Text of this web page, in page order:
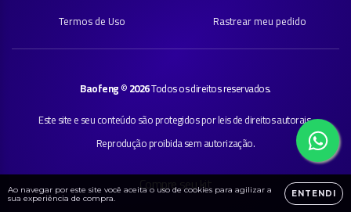
Ao navegar por este site você aceita o uso de cookies para agilizar a
sua experiência de compra.
ENTENDI
Termos de Uso
Rastrear meu pedido
Baofeng©2026Todos os direitos reservados.
Este site e seu conteúdo são protegidos por leis de direitos autorais.
Reprodução proibida sem autorização.
Compre seu kit